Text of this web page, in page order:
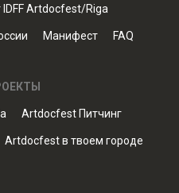
IDFF Artdocfest/Riga
Манифест FAQ
Artdocfest Питчинг
Artdocfest в твоем городе